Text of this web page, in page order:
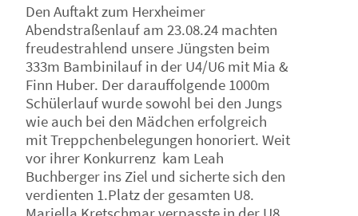
Den Auftakt zum Herxheimer
Abendstraßenlauf am 23.08.24 machten
freudestrahlend unsere Jüngsten beim
333m Bambinilauf in der U4/U6 mit Mia &
Finn Huber. Der darauffolgende 1000m
Schülerlauf wurde sowohl bei den Jungs
wie auch bei den Mädchen erfolgreich
mit Treppchenbelegungen honoriert. Weit
vor ihrer Konkurrenz kam Leah
Buchberger ins Ziel und sicherte sich den
verdienten 1.Platz der gesamten U8.